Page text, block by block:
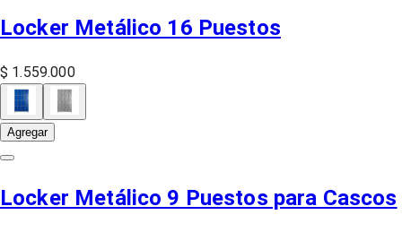
Locker Metálico 16 Puestos
$ 1.559.000
Agregar
Locker Metálico 9 Puestos para Cascos